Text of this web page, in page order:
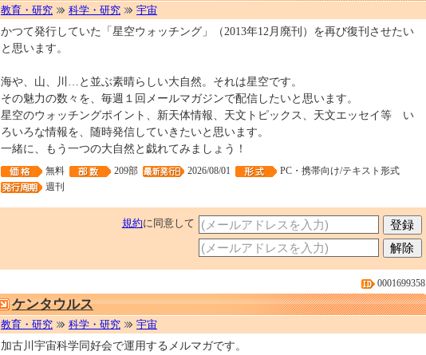
教育・研究 科学・研究 宇宙
かつて発行していた「星空ウォッチング」（2013年12月廃刊）を再び復刊させたい
と思います。
海や、山、川…と並ぶ素晴らしい大自然。それは星空です。
その魅力の数々を、毎週１回メールマガジンで配信したいと思います。
星空のウォッチングポイント、新天体情報、天文トピックス、天文エッセイ等 い
ろいろな情報を、随時発信していきたいと思います。
一緒に、もう一つの大自然と戯れてみましょう！
無料 209部 2026/08/01
PC・携帯向け/テキスト形式
週刊
規約に同意して
ケンタウルス
教育・研究 科学・研究 宇宙
加古川宇宙科学同好会で運用するメルマガです。
0001699358